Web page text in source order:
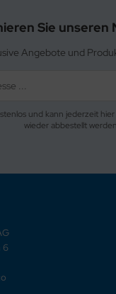
Sie unseren
Angebote und
und kann jederzeit
wieder abbestellt
6